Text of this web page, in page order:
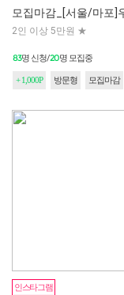
2인 이상 5만원 ★
83명 신청/20명 모집중
+ 1,000P 방문형 모집마감
인스타그램